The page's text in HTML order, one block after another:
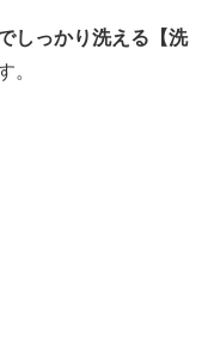
しっかり洗える【洗
。